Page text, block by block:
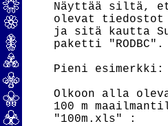
Näyttää siltä,
olevat
ja sitä kautta
paketti "RODBC".
Pieni esimerkki:
Olkoon alla
100 m
"100m.xls" :